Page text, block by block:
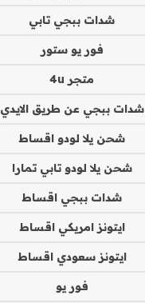
شدات ببجي تابي
فور يو ستور
متجر 4u
شدات ببجي عن طريق الايدي
شحن يلا لودو اقساط
شحن يلا لودو تابي تمارا
شدات ببجي اقساط
ايتونز امريكي اقساط
ايتونز سعودي اقساط
فور يو